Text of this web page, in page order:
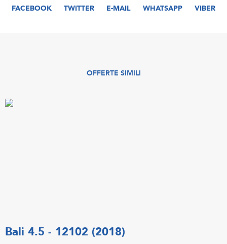
FACEBOOK
TWITTER E-MAIL WHATSAPP VIBER
OFFERTE SIMILI
Bali 4.5 - 12102 (2018)